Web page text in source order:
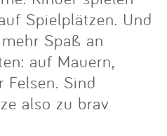
Spielplätzen. Und
Spaß an
auf Mauern,
Felsen. Sind
also zu brav